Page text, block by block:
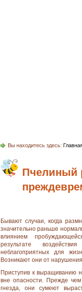
Вы находитесь здесь:
Пчелиный
Бывают случаи, когда
значительно раньше
влиянием
результате
неблагоприятных для
Возникают они от
Приступив к выращиванию
вне опасности. Прежде чем
гнезда, они сумеют